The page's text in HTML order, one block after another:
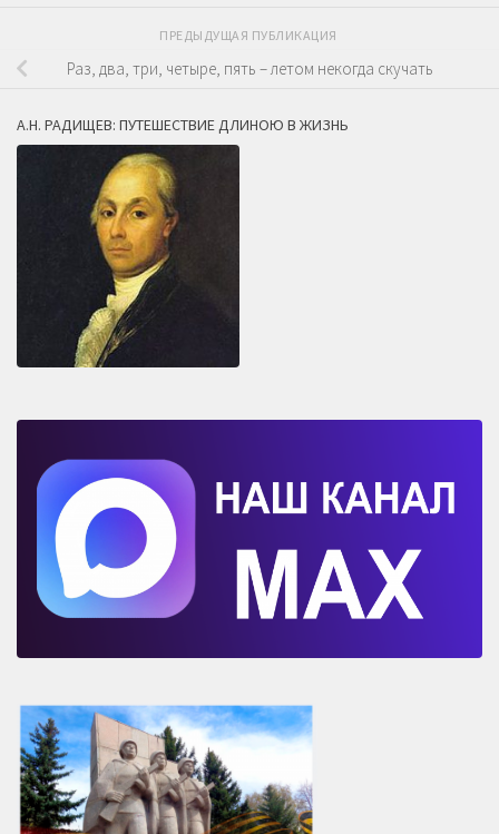
ПРЕДЫДУЩАЯ ПУБЛИКАЦИЯ
Раз, два, три, четыре, пять – летом некогда скучать
А.Н. РАДИЩЕВ: ПУТЕШЕСТВИЕ ДЛИНОЮ В ЖИЗНЬ